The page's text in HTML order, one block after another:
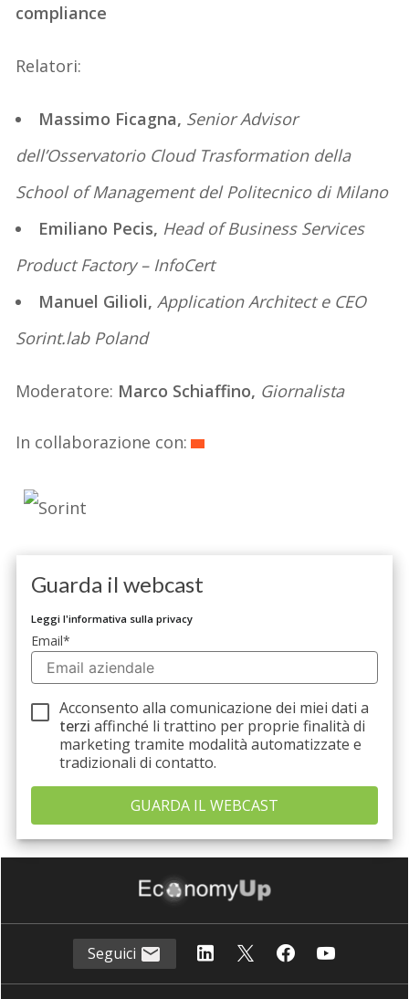
compliance
Relatori:
Massimo Ficagna, Senior Advisor
dell’Osservatorio Cloud Trasformation della
School of Management del Politecnico di Milano
Emiliano Pecis, Head of Business Services
Product Factory – InfoCert
Manuel Gilioli, Application Architect e CEO
Sorint.lab Poland
Moderatore: Marco Schiaffino, Giornalista
In collaborazione con:
Guarda il webcast
Leggi l'informativa sulla privacy
Email*
Acconsento alla comunicazione dei miei dati a
terzi affinché li trattino per proprie finalità di
marketing tramite modalità automatizzate e
tradizionali di contatto.
Seguici